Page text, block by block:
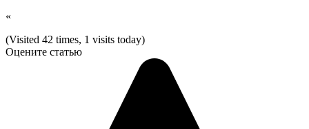
«
(Visited 42 times, 1 visits today)
Оцените статью